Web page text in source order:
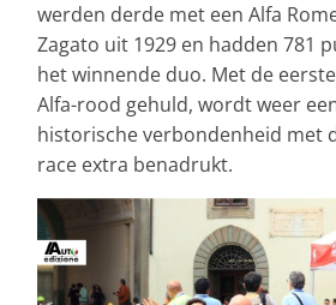
werden derde met een Alfa
Zagato uit 1929 en hadden 781
het winnende duo. Met de
Alfa-rood gehuld, wordt weer
historische verbondenheid met
race extra benadrukt.